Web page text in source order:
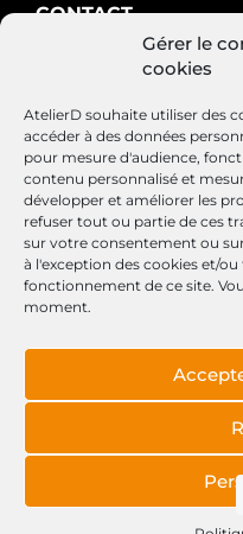
Gérer le
cookies
AtelierD souhaite utiliser des
accéder à des données
pour mesure d'audience,
contenu personnalisé et
développer et améliorer les
refuser tout ou partie de ces
sur votre consentement ou
à l'exception des cookies et/ou
fonctionnement de ce site.
moment.
CONTACT
03 29 22 34 47
contact@atelierd.fr
SUIVEZ-NOUS
Conditions générales de vente
Site réalisé par